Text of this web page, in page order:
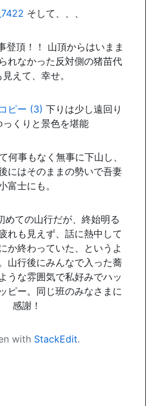
そして、、、
登頂！！ 山頂からはいまま
れなかった反対側の猪苗代
えて、幸せ。
下りは少し遠回り
っくりと景色を堪能
何事もなく無事に下山し、
にはそのままの勢いで吾妻
富士にも。
めての山行だが、終始明る
れも見えず、話に熱中して
か終わっていた、というよ
山行後にみんなで入った蕎
うな雰囲気で私好みでハッ
ピー。同じ班のみなさまに
感謝！
with StackEdit.